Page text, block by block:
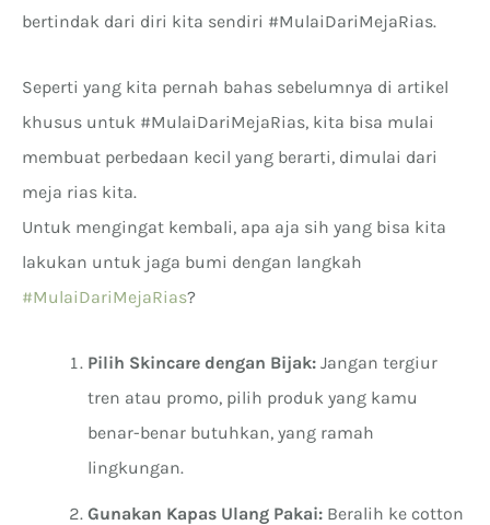
bertindak dari diri kita sendiri #MulaiDariMejaRias.
Seperti yang kita pernah bahas sebelumnya di artikel
khusus untuk #MulaiDariMejaRias, kita bisa mulai
membuat perbedaan kecil yang berarti, dimulai dari
meja rias kita.
Untuk mengingat kembali, apa aja sih yang bisa kita
lakukan untuk jaga bumi dengan langkah
#MulaiDariMejaRias?
Pilih Skincare dengan Bijak: Jangan tergiur
tren atau promo, pilih produk yang kamu
benar-benar butuhkan, yang ramah
lingkungan.
Gunakan Kapas Ulang Pakai: Beralih ke cotton